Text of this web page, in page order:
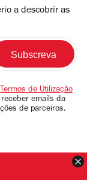
a descobrir as
Termos de Utilização
emails da
de parceiros.